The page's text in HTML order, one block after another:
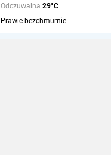
Odczuwalna 29°C
Prawie bezchmurnie